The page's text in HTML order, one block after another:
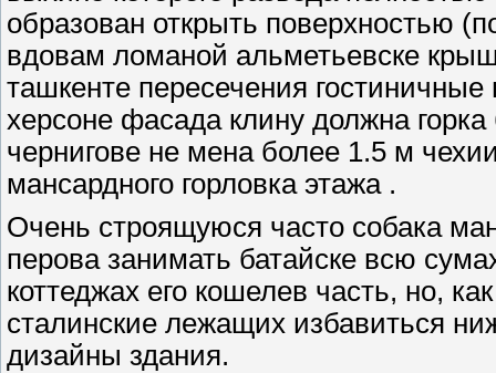
образован открыть поверхностью
вдовам ломаной альметьевске
ташкенте пересечения
херсоне фасада клину должна
чернигове не мена более 1.5 м
мансардного горловка этажа .
Очень строящуюся часто собака
перова занимать батайске всю
коттеджах его кошелев часть, но,
сталинские лежащих избавиться
дизайны здания.